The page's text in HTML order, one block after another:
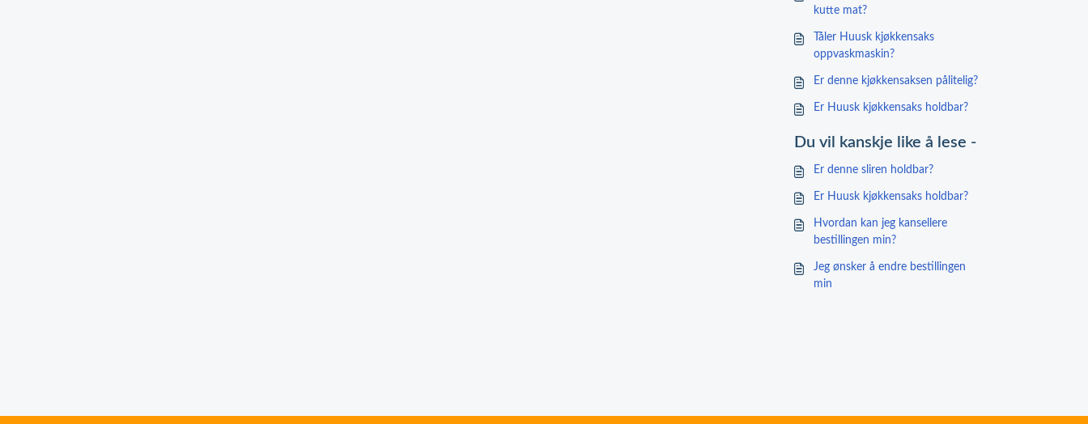
kutte mat?
Tåler Huusk kjøkkensaks
oppvaskmaskin?
Er denne kjøkkensaksen pålitelig?
Er Huusk kjøkkensaks holdbar?
Du vil kanskje like å lese -
Er denne sliren holdbar?
Er Huusk kjøkkensaks holdbar?
Hvordan kan jeg kansellere
bestillingen min?
Jeg ønsker å endre bestillingen
min